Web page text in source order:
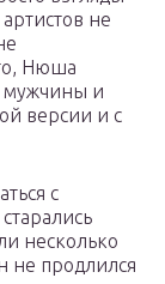
не
Нюша
мужчины и
версии и с
с
несколько
не продлился